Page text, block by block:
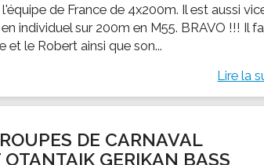
de France de 4x200m. Il est aussi
individuel sur 200m en M55. BRAVO !!! Il
et le Robert ainsi que son...
Lire la
DE CARNAVAL
OTANTAIK GERIKAN BASS